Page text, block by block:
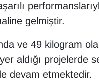
gelmiştir.
ve 49 kilogram
aldığı
devam etmektedir.